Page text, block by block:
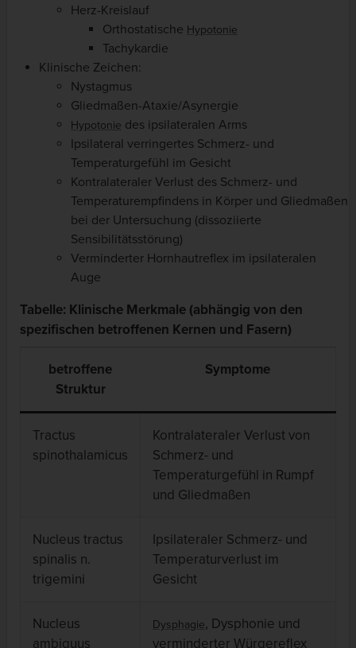
Herz-Kreislauf
Orthostatische Hypotonie
Tachykardie
Klinische Zeichen:
Nystagmus
Gliedmaßen-Ataxie/Asynergie
Hypotonie des ipsilateralen Arms
Ipsilateral verringertes Schmerz- und
Temperaturgefühl im Gesicht
Kontralateraler Verlust des Schmerz- und
Temperaturempfindens in Körper und Gliedmaßen
bei der Untersuchung (dissoziierte
Sensibilitätsstörung)
Verminderter Hornhautreflex im ipsilateralen
Auge
Tabelle: Klinische Merkmale (abhängig von den
spezifischen betroffenen Kernen und Fasern)
betroffene
Struktur
Symptome
Tractus
spinothalamicus
Kontralateraler Verlust von
Schmerz- und
Temperaturgefühl in Rumpf
und Gliedmaßen
Nucleus tractus
spinalis n.
trigemini
Ipsilateraler Schmerz- und
Temperaturverlust im
Gesicht
Nucleus
ambiguus
Dysphagie, Dysphonie und
verminderter Würgereflex